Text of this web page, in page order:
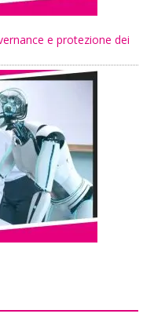
e protezione dei